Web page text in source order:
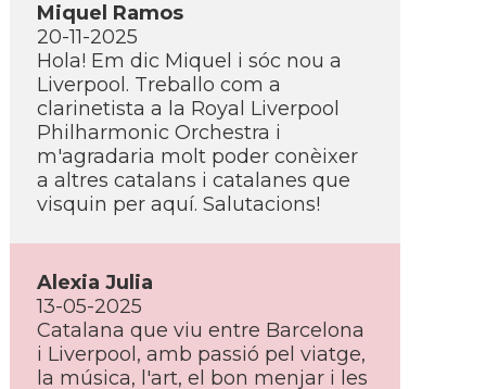
Miquel Ramos
20-11-2025
Hola! Em dic Miquel i sóc nou a
Liverpool. Treballo com a
clarinetista a la Royal Liverpool
Philharmonic Orchestra i
m'agradaria molt poder conèixer
a altres catalans i catalanes que
visquin per aquí. Salutacions!
Alexia Julia
13-05-2025
Catalana que viu entre Barcelona
i Liverpool, amb passió pel viatge,
la música, l'art, el bon menjar i les